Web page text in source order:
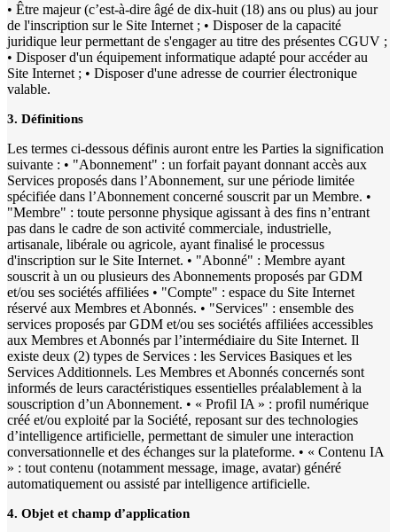
• Être majeur (c’est-à-dire âgé de dix-huit (18) ans ou plus) au jour
de l'inscription sur le Site Internet ; • Disposer de la capacité
juridique leur permettant de s'engager au titre des présentes CGUV ;
• Disposer d'un équipement informatique adapté pour accéder au
Site Internet ; • Disposer d'une adresse de courrier électronique
valable.
3. Définitions
Les termes ci-dessous définis auront entre les Parties la signification
suivante : • "Abonnement" : un forfait payant donnant accès aux
Services proposés dans l’Abonnement, sur une période limitée
spécifiée dans l’Abonnement concerné souscrit par un Membre. •
"Membre" : toute personne physique agissant à des fins n’entrant
pas dans le cadre de son activité commerciale, industrielle,
artisanale, libérale ou agricole, ayant finalisé le processus
d'inscription sur le Site Internet. • "Abonné" : Membre ayant
souscrit à un ou plusieurs des Abonnements proposés par GDM
et/ou ses sociétés affiliées • "Compte" : espace du Site Internet
réservé aux Membres et Abonnés. • "Services" : ensemble des
services proposés par GDM et/ou ses sociétés affiliées accessibles
aux Membres et Abonnés par l’intermédiaire du Site Internet. Il
existe deux (2) types de Services : les Services Basiques et les
Services Additionnels. Les Membres et Abonnés concernés sont
informés de leurs caractéristiques essentielles préalablement à la
souscription d’un Abonnement. • « Profil IA » : profil numérique
créé et/ou exploité par la Société, reposant sur des technologies
d’intelligence artificielle, permettant de simuler une interaction
conversationnelle et des échanges sur la plateforme. • « Contenu IA
» : tout contenu (notamment message, image, avatar) généré
automatiquement ou assisté par intelligence artificielle.
4. Objet et champ d’application